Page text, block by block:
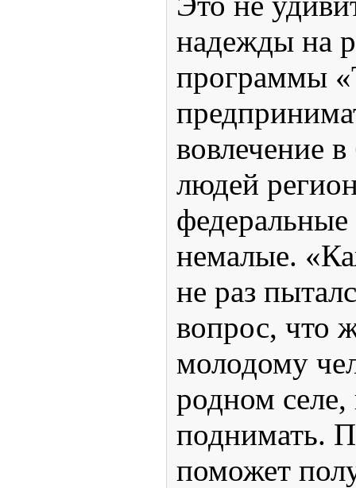
надежды на
программы
вовлечение
людей
федеральные
немалые.
не раз
вопрос, что
молодому
родном селе,
поднимать.
поможет